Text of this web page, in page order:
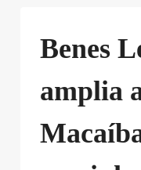
Benes
amplia